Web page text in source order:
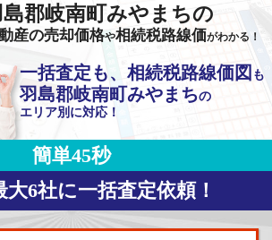
郡岐南町みやまちの
産の売却価格や相続税路線価がわかる！
一括査定も、相続税路線価図 も
羽島郡岐南町みやまちの
エリア別に対応！
簡単45秒
大6社に一括査定依頼！